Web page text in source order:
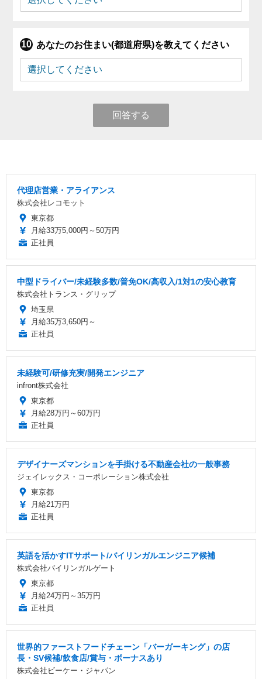
あなたのお住まい(都道府県)を教えてください
回答する
代理店営業・アライアンス
株式会社レコモット
東京都
月給33万5,000円～50万円
正社員
中型ドライバー/未経験多数/普免OK/高収入/1対1の安心教育
株式会社トランス・グリップ
埼玉県
月給35万3,650円～
正社員
未経験可/研修充実/開発エンジニア
infront株式会社
東京都
月給28万円～60万円
正社員
デザイナーズマンションを手掛ける不動産会社の一般事務
ジェイレックス・コーポレーション株式会社
東京都
月給21万円
正社員
英語を活かすITサポート/バイリンガルエンジニア候補
株式会社バイリンガルゲート
東京都
月給24万円～35万円
正社員
世界的ファーストフードチェーン「バーガーキング」の店
長・SV候補/飲食店/賞与・ボーナスあり
株式会社ビーケー・ジャパン